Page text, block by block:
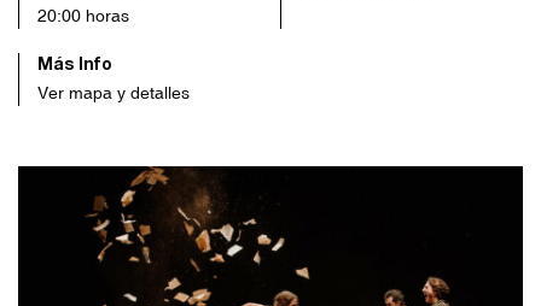
20:00 horas
Más Info
Ver mapa y detalles